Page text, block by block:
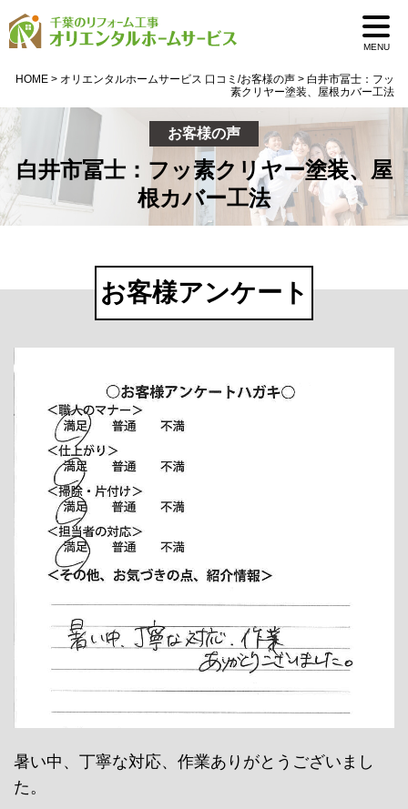
MENU
HOME > オリエンタルホームサービス 口コミ/お客様の声 > 白井市冨士：フッ
素クリヤー塗装、屋根カバー工法
お客様の声
白井市冨士：フッ素クリヤー塗装、屋
根カバー工法
お客様アンケート
暑い中、丁寧な対応、作業ありがとうございまし
た。